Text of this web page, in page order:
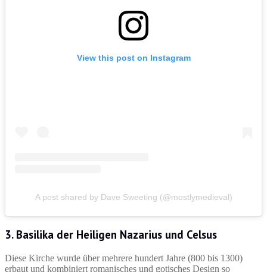
View this post on Instagram
A post shared by Dave Sweeting (@mostlymedieval)
3. Basilika der Heiligen Nazarius und Celsus
Diese Kirche wurde über mehrere hundert Jahre (800 bis 1300)
erbaut und kombiniert romanisches und gotisches Design so